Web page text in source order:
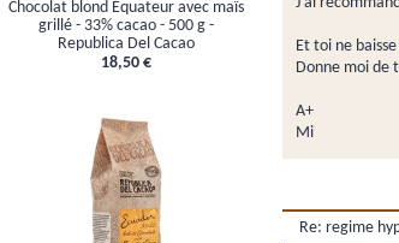
Chocolat blond Équateur avec maïs
grillé - 33% cacao - 500 g -
Republica Del Cacao
18,50 €
Et toi ne
Donne moi de
A+
Mi
Re: regime